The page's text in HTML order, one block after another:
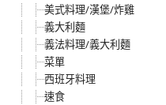
美式料理/漢堡/炸雞
義大利麵
義法料理/義大利麵
菜單
西班牙料理
速食